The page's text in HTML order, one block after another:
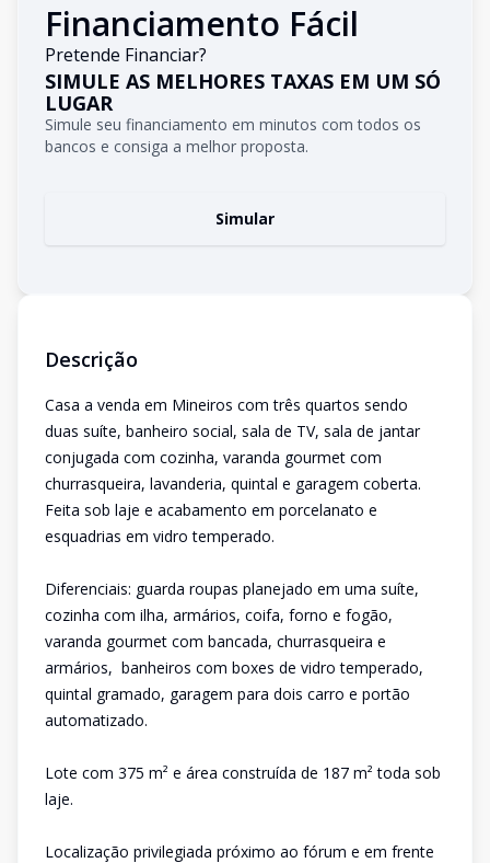
Financiamento Fácil
Pretende Financiar?
SIMULE AS MELHORES TAXAS EM UM SÓ
LUGAR
Simule seu financiamento em minutos com todos os
bancos e consiga a melhor proposta.
Simular
Descrição
Casa a venda em Mineiros com três quartos sendo
duas suíte, banheiro social, sala de TV, sala de jantar
conjugada com cozinha, varanda gourmet com
churrasqueira, lavanderia, quintal e garagem coberta.
Feita sob laje e acabamento em porcelanato e
esquadrias em vidro temperado.
Diferenciais: guarda roupas planejado em uma suíte,
cozinha com ilha, armários, coifa, forno e fogão,
varanda gourmet com bancada, churrasqueira e
armários, banheiros com boxes de vidro temperado,
quintal gramado, garagem para dois carro e portão
automatizado.
Lote com 375 m² e área construída de 187 m² toda sob
laje.
Localização privilegiada próximo ao fórum e em frente